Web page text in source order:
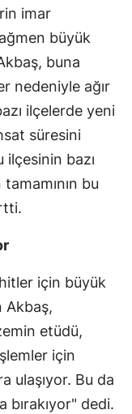
imar
büyük
buna
nedeniyle ağır
ilçelerde yeni
süresini
ilçesinin bazı
bu
için büyük
Akbaş,
etüdü,
için
ulaşıyor. Bu da
bırakıyor" dedi.